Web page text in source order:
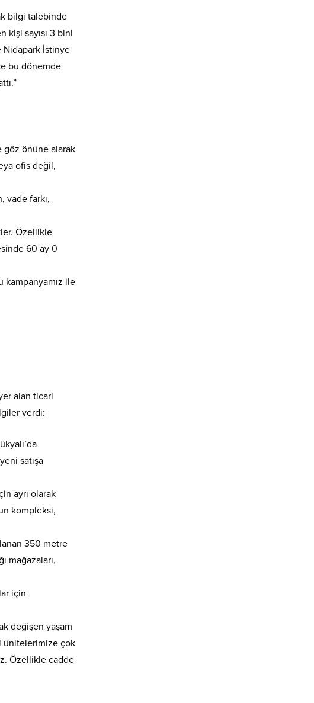
bilgi talebinde
kişi sayısı 3 bini
Nidapark İstinye
bu dönemde
göz önüne alarak
ofis değil,
vade farkı,
Özellikle
60 ay 0
kampanyamız ile
alan ticari
verdi:
satışa
ayrı olarak
kompleksi,
350 metre
mağazaları,
için
değişen yaşam
ünitelerimize çok
Özellikle cadde